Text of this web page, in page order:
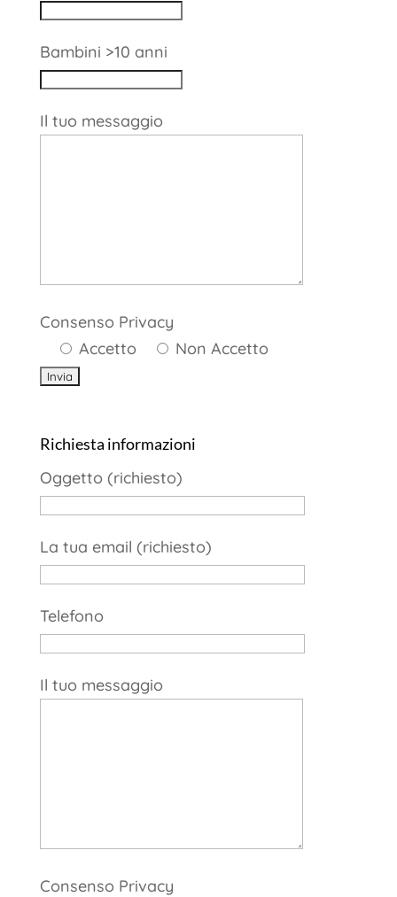
Bambini >10 anni
Il tuo messaggio
Consenso Privacy
Accetto
Non Accetto
Richiesta informazioni
Oggetto (richiesto)
La tua email (richiesto)
Telefono
Il tuo messaggio
Consenso Privacy